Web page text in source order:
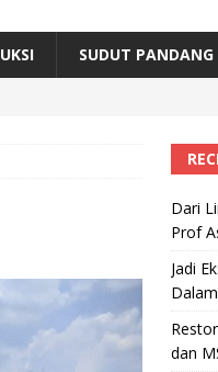
Trisakti
SUDUT PANDANG
Dari
Prof
Jadi
dan